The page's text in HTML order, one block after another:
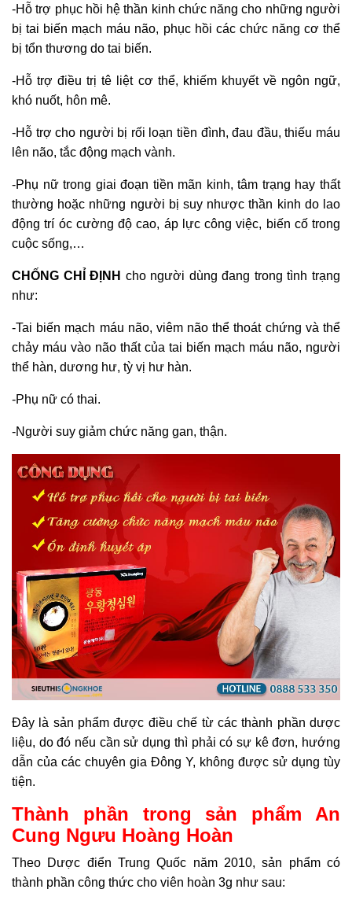
-Hỗ trợ phục hồi hệ thần kinh chức năng cho những người
bị tai biến mạch máu não, phục hồi các chức năng cơ thể
bị tổn thương do tai biến.
-Hỗ trợ điều trị tê liệt cơ thể, khiếm khuyết về ngôn ngữ,
khó nuốt, hôn mê.
-Hỗ trợ cho người bị rối loạn tiền đình, đau đầu, thiếu máu
lên não, tắc động mạch vành.
-Phụ nữ trong giai đoạn tiền mãn kinh, tâm trạng hay thất
thường hoặc những người bị suy nhược thần kinh do lao
động trí óc cường độ cao, áp lực công việc, biến cố trong
cuộc sống,…
CHỐNG CHỈ ĐỊNH cho người dùng đang trong tình trạng
như:
-Tai biến mạch máu não, viêm não thể thoát chứng và thể
chảy máu vào não thất của tai biến mạch máu não, người
thể hàn, dương hư, tỳ vị hư hàn.
-Phụ nữ có thai.
-Người suy giảm chức năng gan, thận.
Đây là sản phẩm được điều chế từ các thành phần dược
liệu, do đó nếu cần sử dụng thì phải có sự kê đơn, hướng
dẫn của các chuyên gia Đông Y, không được sử dụng tùy
tiện.
Thành phần trong sản phẩm An
Cung Ngưu Hoàng Hoàn
Theo Dược điển Trung Quốc năm 2010, sản phẩm có
thành phần công thức cho viên hoàn 3g như sau: